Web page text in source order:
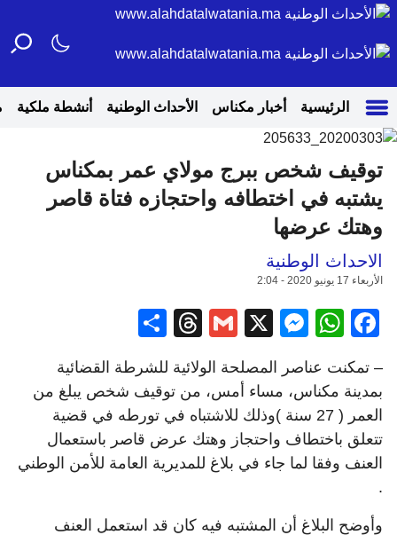
الرئيسية أخبار مكناس الأحداث الوطنية أنشطة ملكية
توقيف شخص ببرج مولاي عمر بمكناس
يشتبه في اختطافه واحتجازه فتاة قاصر
وهتك عرضها
الاحداث الوطنية
الأربعاء 17 يونيو 2020 - 2:04
Facebook
WhatsApp
Messenger
X
Gmail
Threads
– تمكنت عناصر المصلحة الولائية للشرطة القضائية
بمدينة مكناس، مساء أمس، من توقيف شخص يبلغ من
العمر ( 27 سنة )وذلك للاشتباه في تورطه في قضية
تتعلق باختطاف واحتجاز وهتك عرض قاصر باستعمال
العنف وفقا لما جاء في بلاغ للمديرية العامة للأمن الوطني
.
وأوضح البلاغ أن المشتبه فيه كان قد استعمل العنف